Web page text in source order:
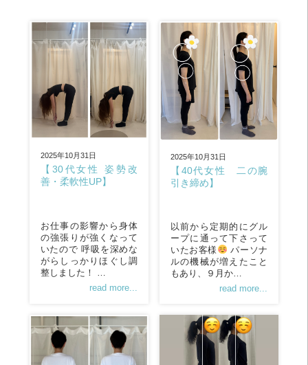
2025年10月31日
【30代女性 姿勢改
善・柔軟性UP】
お仕事の影響から身体
の強張りが強くなって
いたので 呼吸を深めな
がらしっかりほぐし調
整しました！ …
read more...
2025年10月31日
【40代女性 二の腕
引き締め】
以前から定期的にグル
ープに通って下さって
いたお客様
パーソナ
ルの機械が増えたこと
もあり、９月か…
read more...